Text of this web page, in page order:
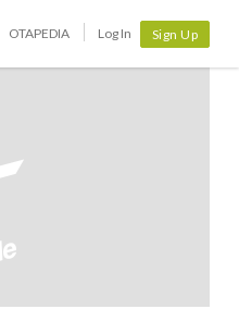
OTAPEDIA Log In Sign Up